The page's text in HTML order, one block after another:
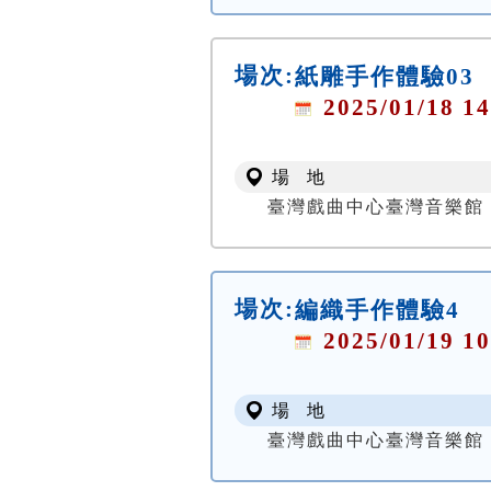
場次:紙雕手作體驗03
2025/01/18
場 地
臺灣戲曲中心臺灣音樂館
場次:編織手作體驗4
2025/01/19
場 地
臺灣戲曲中心臺灣音樂館